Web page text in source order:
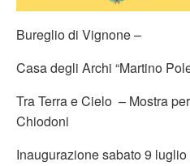
Bureglio di Vignone –
Casa degli Archi “Martino
Tra Terra e Cielo – Mostra
Chiodoni
Inaugurazione sabato 9 luglio